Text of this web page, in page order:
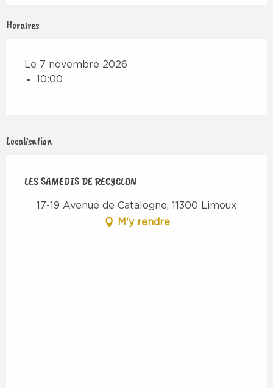
Horaires
Le 7 novembre 2026
10:00
Localisation
LES SAMEDIS DE RECYCLON
17-19 Avenue de Catalogne, 11300 Limoux
M'y rendre